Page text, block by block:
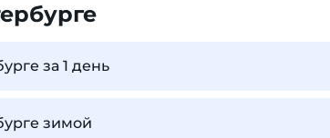
за 1 день
зимой